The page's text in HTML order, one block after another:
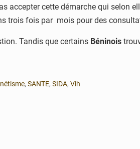
accepter cette démarche qui selon
trois fois par mois pour des
Tandis que certains Béninois
, SANTE, SIDA, Vih